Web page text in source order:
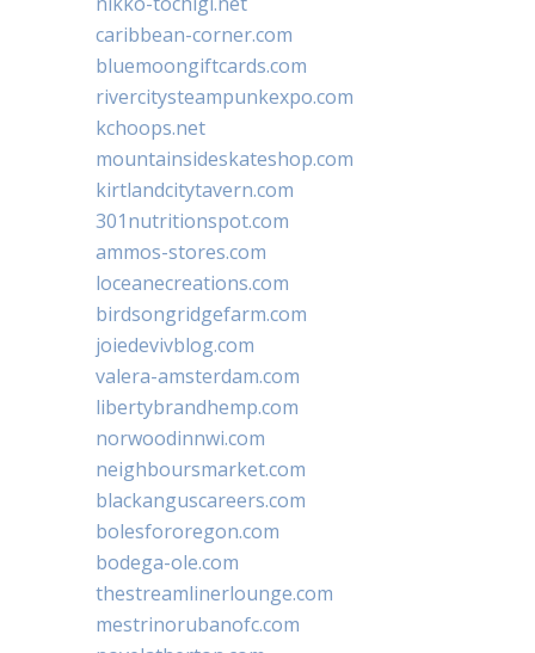
caribbean-corner.com
bluemoongiftcards.com
rivercitysteampunkexpo.com
kchoops.net
mountainsideskateshop.com
kirtlandcitytavern.com
301nutritionspot.com
ammos-stores.com
loceanecreations.com
birdsongridgefarm.com
joiedevivblog.com
valera-amsterdam.com
libertybrandhemp.com
norwoodinnwi.com
neighboursmarket.com
blackanguscareers.com
bolesfororegon.com
bodega-ole.com
thestreamlinerlounge.com
mestrinorubanofc.com